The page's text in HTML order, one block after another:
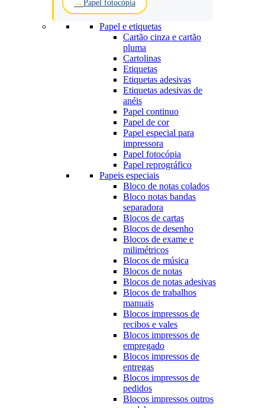
Papel fotocópia
Papel e etiquetas
Cartão cinza e cartão
pluma
Cartolinas
Etiquetas
Etiquetas adesivas
Etiquetas adesivas de
anéis
Papel continuo
Papel de cor
Papel especial para
impressora
Papel fotocópia
Papel reprográfico
Papeis especiais
Bloco de notas colados
Bloco notas bandas
separadora
Blocos de cartas
Blocos de desenho
Blocos de exame e
milimétricos
Blocos de música
Blocos de notas
Blocos de notas adesivas
Blocos de trabalhos
manuais
Blocos impressos de
recibos e vales
Blocos impressos de
empregado
Blocos impressos de
entregas
Blocos impressos de
pedidos
Blocos impressos outros